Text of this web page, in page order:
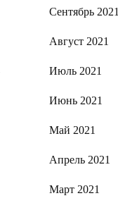
Сентябрь 2021
Август 2021
Июль 2021
Июнь 2021
Май 2021
Апрель 2021
Март 2021